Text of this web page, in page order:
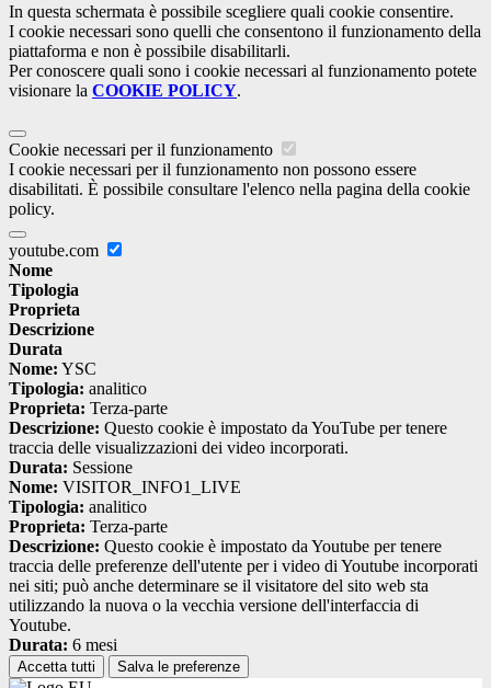
In questa schermata è possibile scegliere quali cookie consentire.
I cookie necessari sono quelli che consentono il funzionamento della
piattaforma e non è possibile disabilitarli.
Per conoscere quali sono i cookie necessari al funzionamento potete
visionare la COOKIE POLICY.
Cookie necessari per il funzionamento
I cookie necessari per il funzionamento non possono essere
disabilitati. È possibile consultare l'elenco nella pagina della cookie
policy.
youtube.com
Nome
Tipologia
Proprieta
Descrizione
Durata
Nome: YSC
Tipologia: analitico
Proprieta: Terza-parte
Descrizione: Questo cookie è impostato da YouTube per tenere
traccia delle visualizzazioni dei video incorporati.
Durata: Sessione
Nome: VISITOR_INFO1_LIVE
Tipologia: analitico
Proprieta: Terza-parte
Descrizione: Questo cookie è impostato da Youtube per tenere
traccia delle preferenze dell'utente per i video di Youtube incorporati
nei siti; può anche determinare se il visitatore del sito web sta
utilizzando la nuova o la vecchia versione dell'interfaccia di
Youtube.
Durata: 6 mesi
Accetta tutti Salva le preferenze